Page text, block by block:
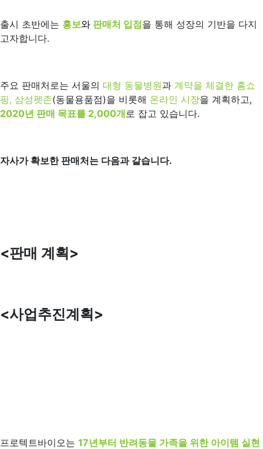
출시 초반에는 홍보와 판매처 입점을 통해 성장의 기반을 다지
고자합니다.
주요 판매처로는 서울의 대형 동물병원과 계약을 체결한 홈쇼
핑, 삼성펫존(동물용품점)을 비롯해 온라인 시장을 계획하고,
2020년 판매 목표를 2,000개로 잡고 있습니다.
자사가 확보한 판매처는 다음과 같습니다.
<판매 계획>
<사업추진계획>
프로텍트바이오는 17년부터 반려동물 가족을 위한 아이템 실현